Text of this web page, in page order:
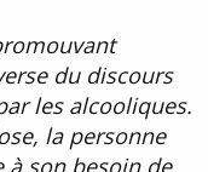
du discours
les alcooliques.
la personne
son besoin de